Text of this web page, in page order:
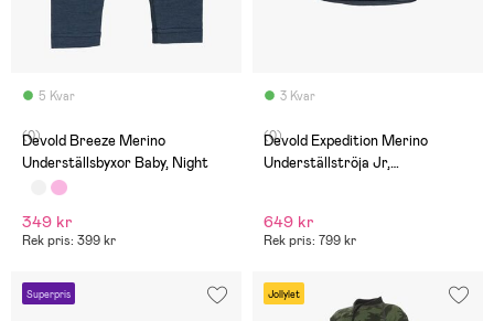
5 Kvar
(0)
Devold Breeze Merino
Underställsbyxor Baby, Night
349 kr
Rek pris: 399 kr
3 Kvar
(0)
Devold Expedition Merino
Underställströja Jr,
649 kr
Rek pris: 799 kr
Superpris Jollylet